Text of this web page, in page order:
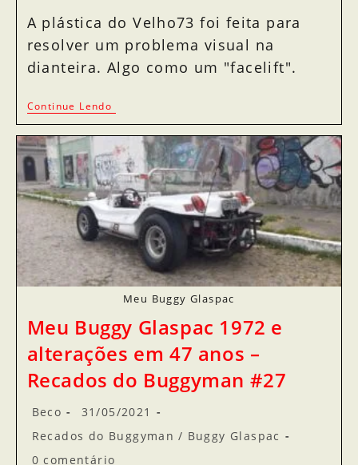
A plástica do Velho73 foi feita para
resolver um problema visual na
dianteira. Algo como um "facelift".
Continue Lendo
Meu Buggy Glaspac
Meu Buggy Glaspac 1972 e
alterações em 47 anos –
Recados do Buggyman #27
Beco
31/05/2021
Recados do Buggyman / Buggy Glaspac
0 comentário